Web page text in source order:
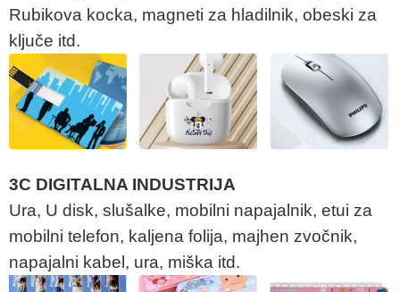
Rubikova kocka, magneti za hladilnik, obeski za
ključe itd.
3C DIGITALNA INDUSTRIJA
Ura, U disk, slušalke, mobilni napajalnik, etui za
mobilni telefon, kaljena folija, majhen zvočnik,
napajalni kabel, ura, miška itd.